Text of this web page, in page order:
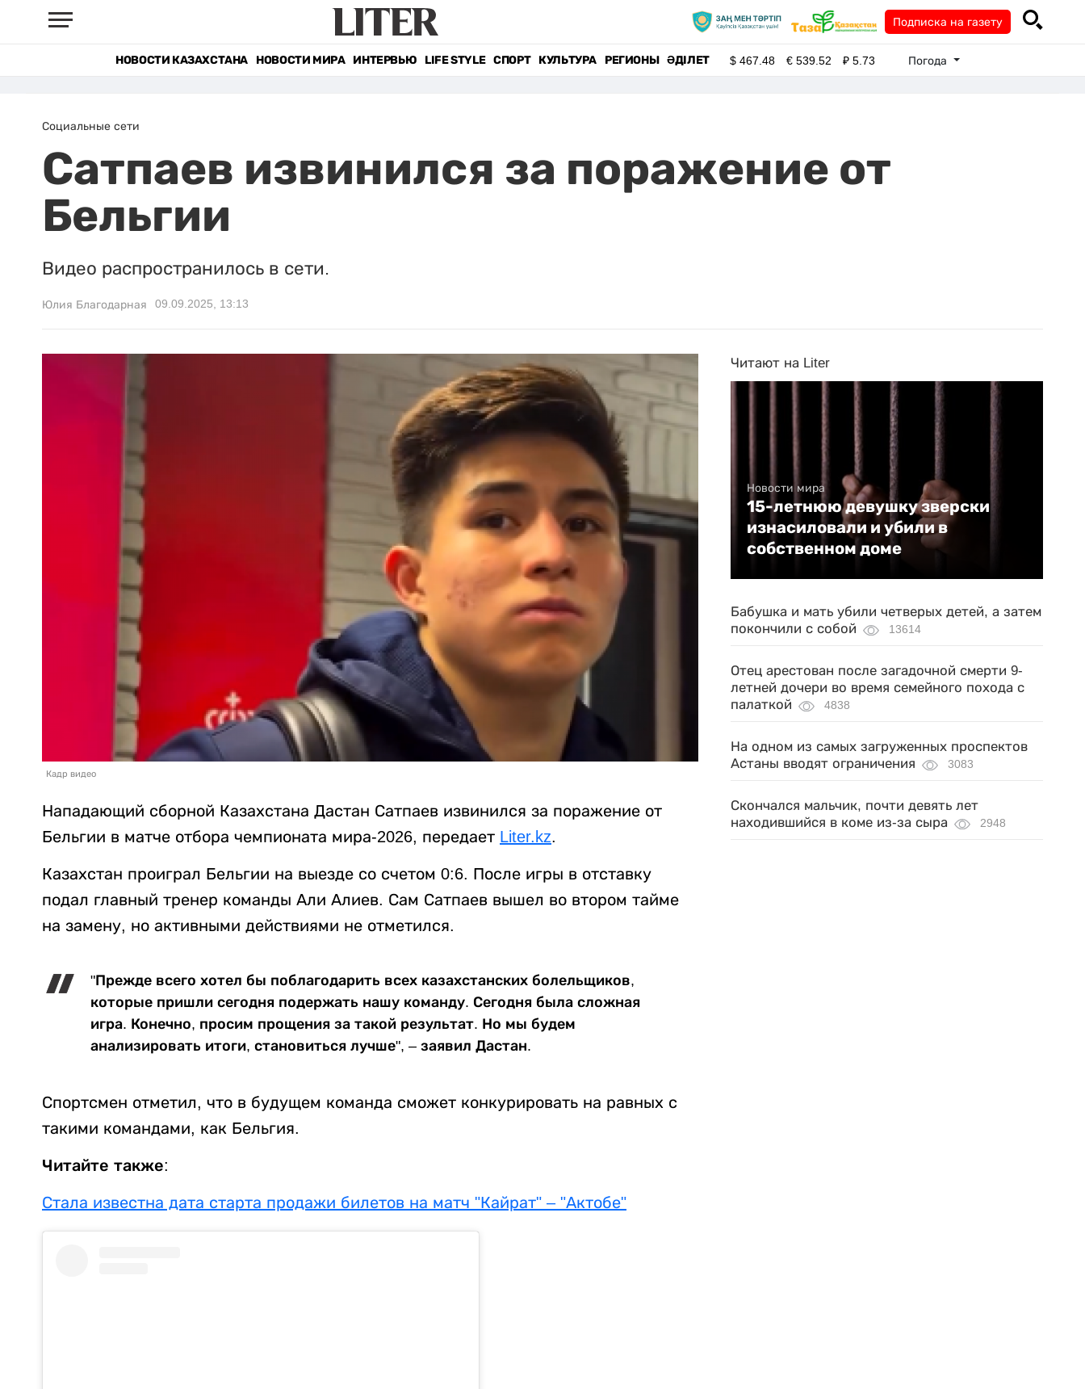
Подписка на газету
НОВОСТИ КАЗАХСТАНА НОВОСТИ МИРА ИНТЕРВЬЮ LIFE STYLE СПОРТ КУЛЬТУРА РЕГИОНЫ ӘДІЛЕТ $467.48 €539.52 ₽5.73 Погода
Социальные сети
Сатпаев извинился за поражение от
Бельгии
Видео распространилось в сети.
Юлия Благодарная 09.09.2025, 13:13
Кадр видео
Нападающий сборной Казахстана Дастан Сатпаев извинился за поражение от
Бельгии в матче отбора чемпионата мира-2026, передает Liter.kz.
Казахстан проиграл Бельгии на выезде со счетом 0:6. После игры в отставку
подал главный тренер команды Али Алиев. Сам Сатпаев вышел во втором тайме
на замену, но активными действиями не отметился.
"Прежде всего хотел бы поблагодарить всех казахстанских болельщиков,
которые пришли сегодня подержать нашу команду. Сегодня была сложная
игра. Конечно, просим прощения за такой результат. Но мы будем
анализировать итоги, становиться лучше", – заявил Дастан.
Спортсмен отметил, что в будущем команда сможет конкурировать на равных с
такими командами, как Бельгия.
Читайте также:
Стала известна дата старта продажи билетов на матч "Кайрат" – "Актобе"
Читают на Liter
Новости мира
15-летнюю девушку зверски
изнасиловали и убили в
собственном доме
Бабушка и мать убили четверых детей, а затем
покончили с собой
13614
Отец арестован после загадочной смерти 9-
летней дочери во время семейного похода с
палаткой
4838
На одном из самых загруженных проспектов
Астаны вводят ограничения
3083
Скончался мальчик, почти девять лет
находившийся в коме из-за сыра
2948